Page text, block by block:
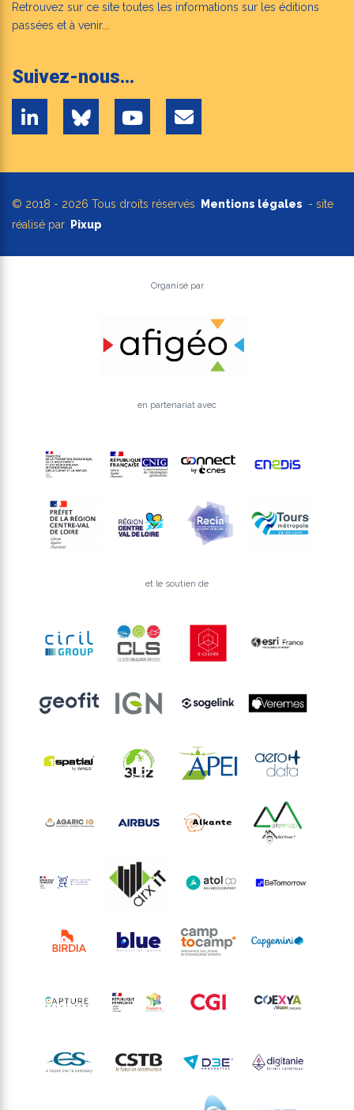
Retrouvez sur ce site toutes les informations sur les éditions
passées et à venir...
Suivez-nous...
© 2018 - 2026 Tous droits réservés Mentions légales - site
réalisé par
Pixup
Organisé par
en partenariat avec
et le soutien de